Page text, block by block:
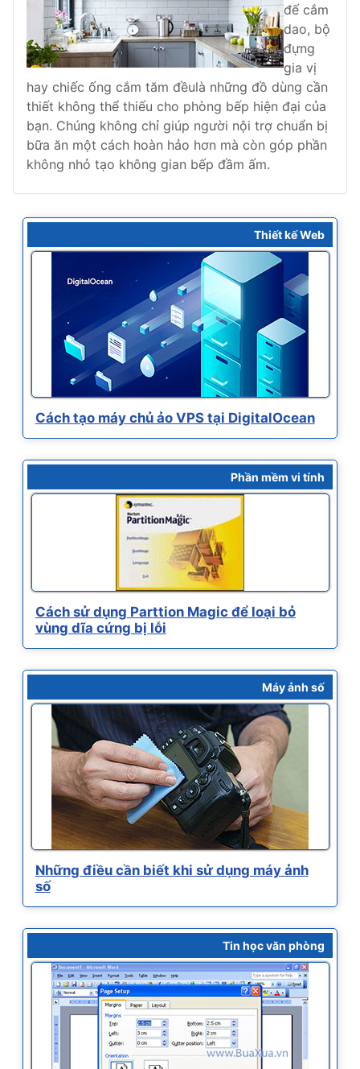
đế cắm
dao, bộ
đựng
gia vị
hay chiếc ống cắm tăm đềulà những đồ dùng cần
thiết không thể thiếu cho phòng bếp hiện đại của
bạn. Chúng không chỉ giúp người nội trợ chuẩn bị
bữa ăn một cách hoàn hảo hơn mà còn góp phần
không nhỏ tạo không gian bếp đầm ấm.
Thiết kế Web
Cách tạo máy chủ ảo VPS tại DigitalOcean
Phần mềm vi tính
Cách sử dụng Parttion Magic để loại bỏ
vùng dĩa cứng bị lỗi
Máy ảnh số
Những điều cần biết khi sử dụng máy ảnh
số
Tin học văn phòng